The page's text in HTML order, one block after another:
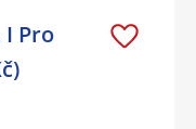
Pro